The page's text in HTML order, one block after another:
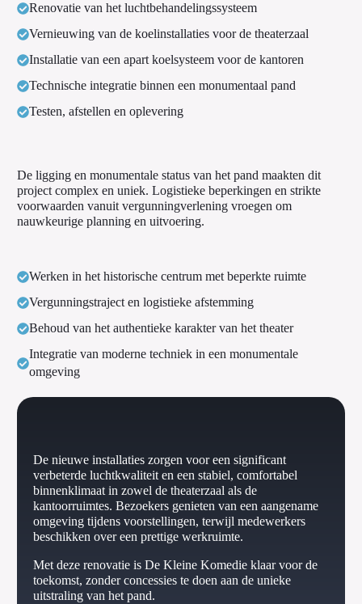
Renovatie van het luchtbehandelingssysteem
Vernieuwing van de koelinstallaties voor de theaterzaal
Installatie van een apart koelsysteem voor de kantoren
Technische integratie binnen een monumentaal pand
Testen, afstellen en oplevering
De ligging en monumentale status van het pand maakten dit
project complex en uniek. Logistieke beperkingen en strikte
voorwaarden vanuit vergunningverlening vroegen om
nauwkeurige planning en uitvoering.
Werken in het historische centrum met beperkte ruimte
Vergunningstraject en logistieke afstemming
Behoud van het authentieke karakter van het theater
Integratie van moderne techniek in een monumentale
omgeving
De nieuwe installaties zorgen voor een significant
verbeterde luchtkwaliteit en een stabiel, comfortabel
binnenklimaat in zowel de theaterzaal als de
kantoorruimtes. Bezoekers genieten van een aangename
omgeving tijdens voorstellingen, terwijl medewerkers
beschikken over een prettige werkruimte.
Met deze renovatie is De Kleine Komedie klaar voor de
toekomst, zonder concessies te doen aan de unieke
uitstraling van het pand.